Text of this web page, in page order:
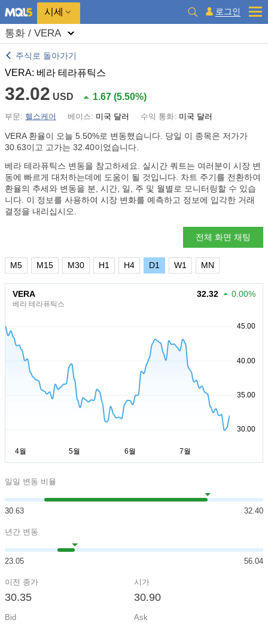
시세 로그인
통화 / VERA
주식로 돌아가기
VERA: 베라 테라퓨틱스
32.02 USD 1.67 (5.50%)
부문: 헬스케어 베이스: 미국 달러 수익 통화: 미국 달러
VERA 환율이 오늘 5.50%로 변동했습니다. 당일 이 종목은 저가가
30.63이고 고가는 32.40이었습니다.
베라 테라퓨틱스 변동을 참고하세요. 실시간 쿼트는 여러분이 시장 변
동에 빠르게 대처하는데에 도움이 될 것입니다. 차트 주기를 전환하여
환율의 추세와 변동을 분, 시간, 일, 주 및 월별로 모니터링할 수 있습
니다. 이 정보를 사용하여 시장 변화를 예측하고 정보에 입각한 거래
결정을 내리십시오.
전체 화면 채팅
M5 M15 M30 H1 H4 D1 W1 MN
VERA
베라 테라퓨틱스
32.32 0.00%
일일 변동 비율
30.63 32.40
년간 변동
23.05 56.04
이전 종가
30.35
시가
30.90
Bid Ask